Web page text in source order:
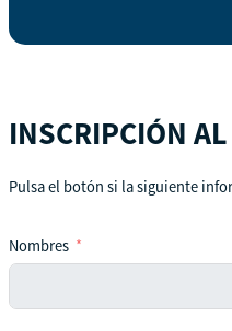
INSCRIPCIÓN
Pulsa el botón si la siguiente
Nombres